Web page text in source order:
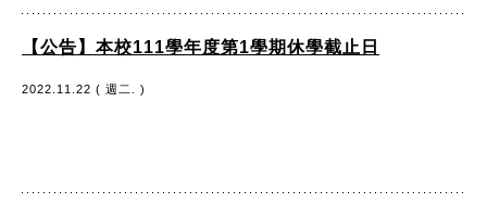
【公告】本校111學年度第1學期休學截止日
2022.11.22 ( 週二. )